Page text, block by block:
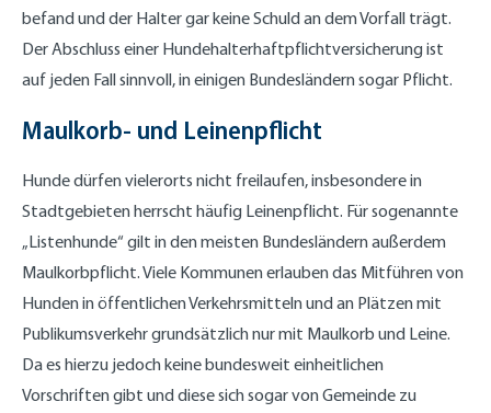
befand und der Halter gar keine Schuld an dem Vorfall trägt.
Der Abschluss einer Hundehalterhaftpflichtversicherung ist
auf jeden Fall sinnvoll, in einigen Bundesländern sogar Pflicht.
Maulkorb- und Leinenpflicht
Hunde dürfen vielerorts nicht freilaufen, insbesondere in
Stadtgebieten herrscht häufig Leinenpflicht. Für sogenannte
„Listenhunde“ gilt in den meisten Bundesländern außerdem
Maulkorbpflicht. Viele Kommunen erlauben das Mitführen von
Hunden in öffentlichen Verkehrsmitteln und an Plätzen mit
Publikumsverkehr grundsätzlich nur mit Maulkorb und Leine.
Da es hierzu jedoch keine bundesweit einheitlichen
Vorschriften gibt und diese sich sogar von Gemeinde zu